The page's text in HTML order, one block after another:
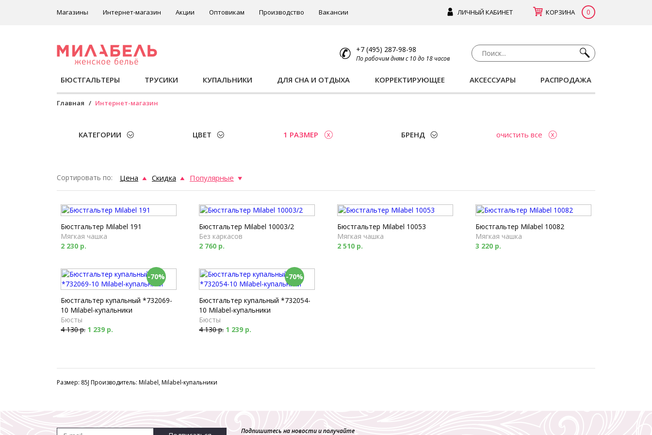
ЛИЧНЫЙ КАБИНЕТ КОРЗИНА 0
Магазины Интернет-магазин Акции Оптовикам Производство Вакансии
+7 (495) 287-98-98
По рабочим дням с 10 до 18 часов
БЮСТГАЛЬТЕРЫ ТРУСИКИ КУПАЛЬНИКИ ДЛЯ СНА И ОТДЫХА КОРРЕКТИРУЮЩЕЕ АКСЕССУАРЫ РАСПРОДАЖА
Главная Интернет-магазин
КАТЕГОРИИ ЦВЕТ 1 РАЗМЕР БРЕНД очистить все
Сортировать по: Цена Скидка Популярные
Бюстгальтер Milabel 191
Мягкая чашка
2 230 р.
Бюстгальтер Milabel 10003/2
Без каркасов
2 760 р.
Бюстгальтер Milabel 10053
Мягкая чашка
2 510 р.
Бюстгальтер Milabel 10082
Мягкая чашка
3 220 р.
-70%
Бюстгальтер купальный *732069-
10 Milabel-купальники
Бюсты
4 130 р. 1 239 р.
-70%
Бюстгальтер купальный *732054-
10 Milabel-купальники
Бюсты
4 130 р. 1 239 р.
Размер: 85J Производитель: Milabel, Milabel-купальники
Подпишитесь на новости и получайте